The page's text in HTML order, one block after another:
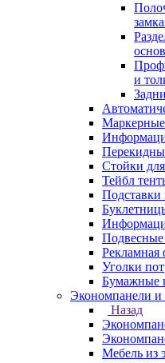
и
Стойки
Тейбл
Подставки
Подвесные
Рекламная
Уголки
Бумажные
Экономпанели и
Назад
Мебель из